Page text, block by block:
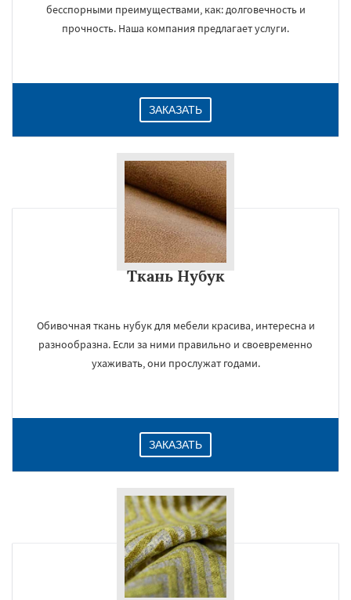
бесспорными преимуществами, как: долговечность и
прочность. Наша компания предлагает услуги.
ЗАКАЗАТЬ
Ткань Нубук
Обивочная ткань нубук для мебели красива, интересна и
разнообразна. Если за ними правильно и своевременно
ухаживать, они прослужат годами.
ЗАКАЗАТЬ